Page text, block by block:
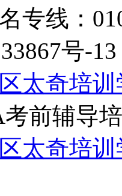
专线：
号-13
太奇培训
前辅导
太奇培训